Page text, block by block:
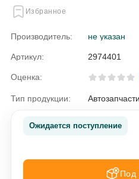
Избранное
Производитель: не указан
Артикул: 2974401
Оценка:
Тип продукции:
Ожидается поступление
Под